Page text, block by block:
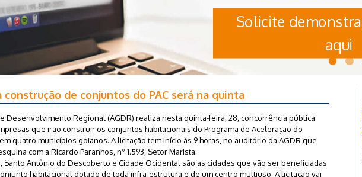
Solicite
aqui
construção de conjuntos do PAC será na quinta
Desenvolvimento Regional (AGDR) realiza nesta quinta-feira, 28, concorrência pública
que irão construir os conjuntos habitacionais do Programa de Aceleração do
quatro municípios goianos. A licitação tem início às 9 horas, no auditório da AGDR que
com a Ricardo Paranhos, nº 1.593, Setor Marista.
Santo Antônio do Descoberto e Cidade Ocidental são as cidades que vão ser beneficiadas
habitacional dotado de toda infra-estrutura e de um centro multiuso. A licitação vai